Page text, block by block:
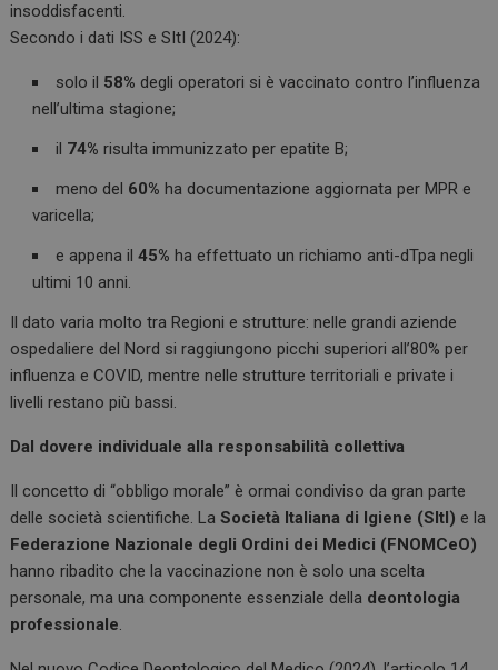
insoddisfacenti.
Secondo i dati ISS e SItI (2024):
solo il 58% degli operatori si è vaccinato contro l’influenza
nell’ultima stagione;
il 74% risulta immunizzato per epatite B;
meno del 60% ha documentazione aggiornata per MPR e
varicella;
e appena il45% ha effettuato un richiamo anti-dTpa negli
ultimi 10 anni.
Il dato varia molto tra Regioni e strutture: nelle grandi aziende
ospedaliere del Nord si raggiungono picchi superiori all’80% per
influenza e COVID, mentre nelle strutture territoriali e private i
livelli restano più bassi.
Dal dovere individuale alla responsabilità collettiva
Il concetto di “obbligo morale” è ormai condiviso da gran parte
delle società scientifiche. LaSocietà Italiana di Igiene (SItI) e la
Federazione Nazionale degli Ordini dei Medici (FNOMCeO)
hanno ribadito che la vaccinazione non è solo una scelta
personale, ma una componente essenziale della deontologia
professionale.